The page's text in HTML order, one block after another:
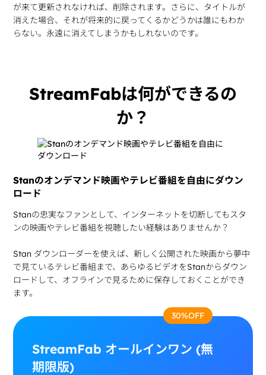
が来て更新されなければ、削除されます。さらに、タイトルが
消えた場合、それが将来的に戻ってくるかどうかは誰にもわか
らない。永遠に消えてしまうかもしれないのです。
StreamFabは何ができるの
か？
Stanのオンデマンド映画やテレビ番組を自由にダウン
ロード
Stanの忠実なファンとして、インターネットを切断してもスタ
ンの映画やテレビ番組を視聴したい経験はありませんか？
Stan ダウンローダーを使えば、新しく公開された映画から夢中
で見ているテレビ番組まで、あらゆるビデオをStanからダウン
ロードして、オフラインで見るために保存しておくことができ
ます。
30%OFF
StreamFab オールインワン (無
期限版)